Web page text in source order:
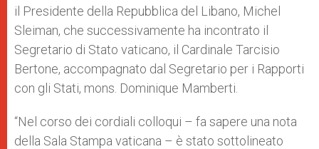
il Presidente della Repubblica del Libano, Michel
Sleiman, che successivamente ha incontrato il
Segretario di Stato vaticano, il Cardinale Tarcisio
Bertone, accompagnato dal Segretario per i Rapporti
con gli Stati, mons. Dominique Mamberti.
“Nel corso dei cordiali colloqui – fa sapere una nota
della Sala Stampa vaticana – è stato sottolineato